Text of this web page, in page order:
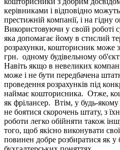
керівниками і відповідно
престижній компанії, і на гідну
Використовуючи у своїй роботі
яка допомагає йому в стислий
розрахунки, кошторисник може
грн. одному будівельному
Навіть якщо в невеликих
може і не бути передбачена
проведення розрахунків під
наймає кошторисника. Отже,
як фрілансер. Втім, у будь-
не боятися скорочень штату, з
роботи легко обійняти також
того, щоб якісно виконувати
повинен добре розбиратися як у